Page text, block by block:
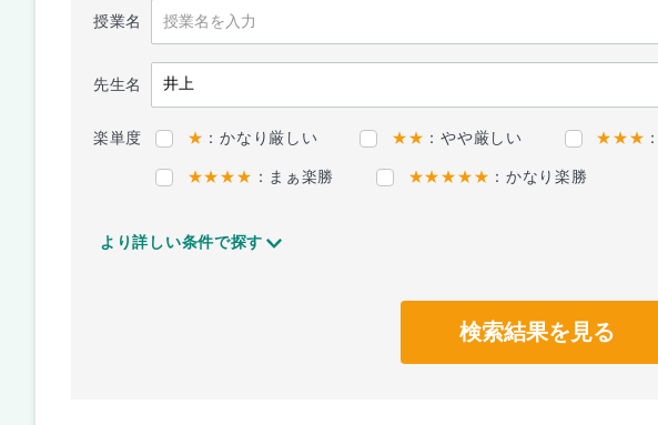
授業名
先生名
楽単度 ★ ：かなり厳しい ★★ ：やや厳しい ★★★
★★★★ ：まぁ楽勝 ★★★★★ ：かなり楽勝
より詳しい条件で探す
検索結果を見る